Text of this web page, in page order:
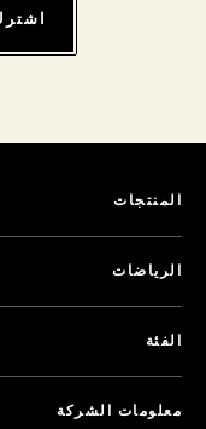
المنتجات
الرياضات
الفئة
معلومات الشركة